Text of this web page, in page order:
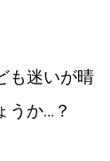
も迷いが晴
うか…？